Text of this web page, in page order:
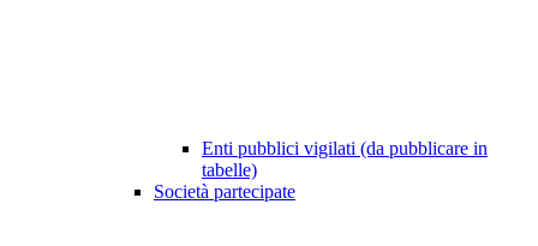
Enti pubblici vigilati (da pubblicare in
tabelle)
Società partecipate